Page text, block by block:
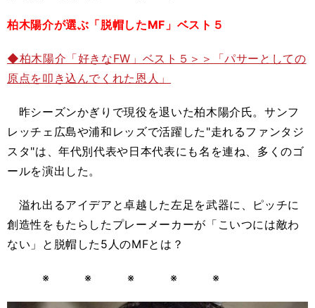
柏木陽介が選ぶ「脱帽したMF」ベスト５
◆柏木陽介「好きなFW」ベスト５＞＞「パサーとしての
原点を叩き込んでくれた恩人」
昨シーズンかぎりで現役を退いた柏木陽介氏。サンフ
レッチェ広島や浦和レッズで活躍した"走れるファンタジ
スタ"は、年代別代表や日本代表にも名を連ね、多くのゴ
ールを演出した。
溢れ出るアイデアと卓越した左足を武器に、ピッチに
創造性をもたらしたプレーメーカーが「こいつには敵わ
ない」と脱帽した5人のMFとは？
※ ※ ※ ※ ※